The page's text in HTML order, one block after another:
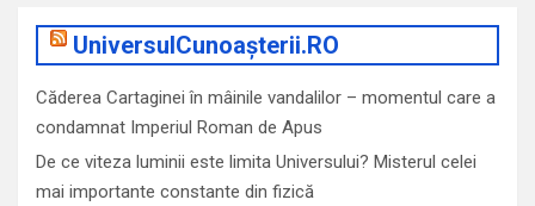
UniversulCunoașterii.RO
Căderea Cartaginei în mâinile vandalilor – momentul care a
condamnat Imperiul Roman de Apus
De ce viteza luminii este limita Universului? Misterul celei
mai importante constante din fizică